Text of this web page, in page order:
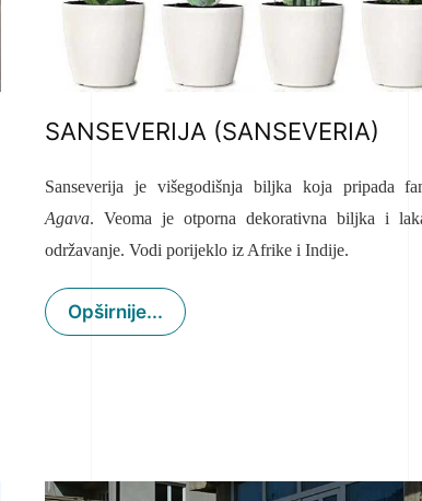
SANSEVERIJA (SANSEVERIA)
Sanseverija je višegodišnja biljka koja pripada
Agava. Veoma je otporna dekorativna biljka i
održavanje. Vodi porijeklo iz Afrike i Indije.
Opširnije...